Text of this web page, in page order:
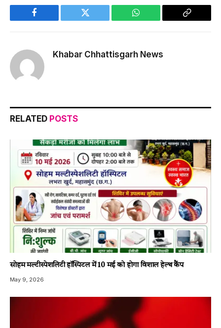
Facebook Twitter WhatsApp
Copy
Khabar Chhattisgarh News
RELATED POSTS
सोहम मल्टीस्पेशलिटी हॉस्पिटल में 10 मई को होगा विशाल हेल्थ कैंप
May 9, 2026